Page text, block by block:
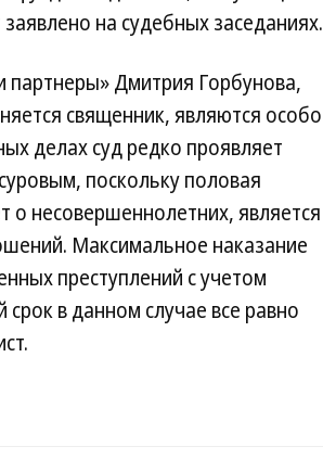
на судебных ­заседаниях.
партнеры» Дмитрия Горбунова,
священник, являются особо
делах суд редко проявляет
поскольку половая
о несовершеннолетних, является
Максимальное наказание
преступлений с учетом
в данном случае все равно